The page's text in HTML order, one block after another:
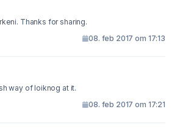
Thanks for sharing.
08. feb 2017 om 17:13
way of loiknog at it.
08. feb 2017 om 17:21